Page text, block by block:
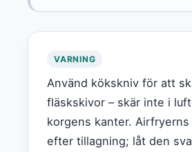
VARNING
Använd kökskniv för att
fläskskivor – skär inte i
korgens kanter. Airfryerns
efter tillagning; låt den